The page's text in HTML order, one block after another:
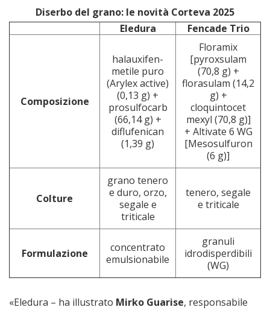
Diserbo del grano: le novità Corteva 2025
Eledura
Fencade Trio
Composizione
halauxifen-
metile puro
(Arylex active)
(0,13 g) +
prosulfocarb
(66,14 g) +
diflufenican
(1,39 g)
Floramix
[pyroxsulam
(70,8 g) +
florasulam (14,2
g) +
cloquintocet
mexyl (70,8 g)]
+ Altivate 6 WG
[Mesosulfuron
(6 g)]
Colture
grano tenero
e duro, orzo,
segale e
triticale
tenero, segale
e triticale
Formulazione
concentrato
emulsionabile
granuli
idrodisperdibili
(WG)
«Eledura – ha illustrato Mirko Guarise, responsabile